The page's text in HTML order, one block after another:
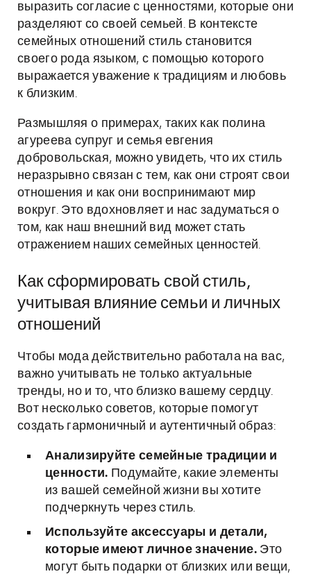
выразить согласие с ценностями, которые они
разделяют со своей семьей. В контексте
семейных отношений стиль становится
своего рода языком, с помощью которого
выражается уважение к традициям и любовь
к близким.
Размышляя о примерах, таких как полина
агуреева супруг и семья евгения
добровольская, можно увидеть, что их стиль
неразрывно связан с тем, как они строят свои
отношения и как они воспринимают мир
вокруг. Это вдохновляет и нас задуматься о
том, как наш внешний вид может стать
отражением наших семейных ценностей.
Как сформировать свой стиль,
учитывая влияние семьи и личных
отношений
Чтобы мода действительно работала на вас,
важно учитывать не только актуальные
тренды, но и то, что близко вашему сердцу.
Вот несколько советов, которые помогут
создать гармоничный и аутентичный образ:
Анализируйте семейные традиции и
ценности. Подумайте, какие элементы
из вашей семейной жизни вы хотите
подчеркнуть через стиль.
Используйте аксессуары и детали,
которые имеют личное значение. Это
могут быть подарки от близких или вещи,